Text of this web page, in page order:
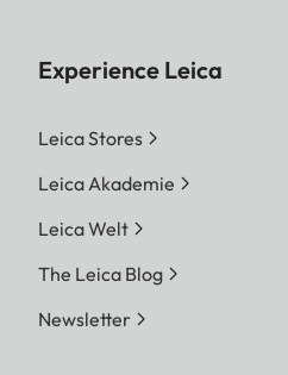
Experience Leica
Leica Stores
Leica Akademie
Leica Welt
The Leica Blog
Newsletter